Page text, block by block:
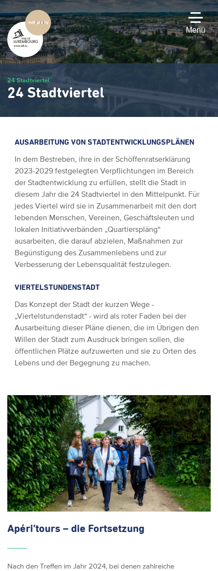
Zum
Hauptinhalt
gehen
Menü
24 Stadtviertel
24 Stadtviertel
AUSARBEITUNG VON STADTENTWICKLUNGSPLÄNEN
In dem Bestreben, ihre in der Schöffenratserklärung
2023-2029 festgelegten Verpflichtungen im Bereich
der Stadtentwicklung zu erfüllen, stellt die Stadt in
diesem Jahr die 24 Stadtviertel in den Mittelpunkt. Für
jedes Viertel wird sie in Zusammenarbeit mit den dort
lebenden Menschen, Vereinen, Geschäftsleuten und
lokalen Initiativverbänden „Quartierspläng“
ausarbeiten, die darauf abzielen, Maßnahmen zur
Begünstigung des Zusammenlebens und zur
Verbesserung der Lebensqualität festzulegen.
VIERTELSTUNDENSTADT
Das Konzept der Stadt der kurzen Wege -
„Viertelstundenstadt“ - wird als roter Faden bei der
Ausarbeitung dieser Pläne dienen, die im Übrigen den
Willen der Stadt zum Ausdruck bringen sollen, die
öffentlichen Plätze aufzuwerten und sie zu Orten des
Lebens und der Begegnung zu machen.
Apéri‘tours – die Fortsetzung
Nach den Treffen im Jahr 2024, bei denen zahlreiche